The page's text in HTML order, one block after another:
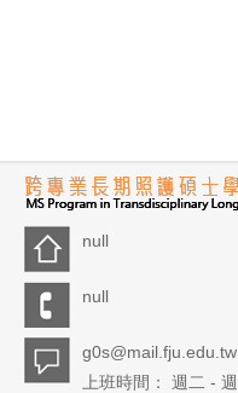
null
null
g0s@mail.fju.edu.tw
上班時間： 週二 -